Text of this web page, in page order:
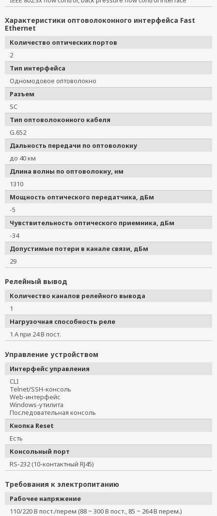
Характеристики оптоволоконного интерфейса Fast
Ethernet
Количество оптических портов
2
Тип интерфейса
Одномодовое оптоволокно
Разъем
SC
Тип оптоволоконного кабеля
G.652
Дальность передачи по оптоволокну
до 40 км
Длина волны по оптоволокну, нм
1310
Мощность оптического передатчика, дБм
-5
Чувствительность оптического приемника, дБм
-34
Допустимые потери в канале связи, дБм
29
Релейный вывод
Количество каналов релейного вывода
1
Нагрузочная способность реле
1 А при 24 В пост.
Управление устройством
Интерфейс управления
CLI
Telnet/SSH-консоль
Web-интерфейс
Windows-утилита
Последовательная консоль
Кнопка Reset
Есть
Консольный порт
RS-232 (10-контактный RJ45)
Требования к электропитанию
Рабочее напряжение
110/220 В пост./перем (88 ~ 300 В пост., 85 ~ 264 В перем.)